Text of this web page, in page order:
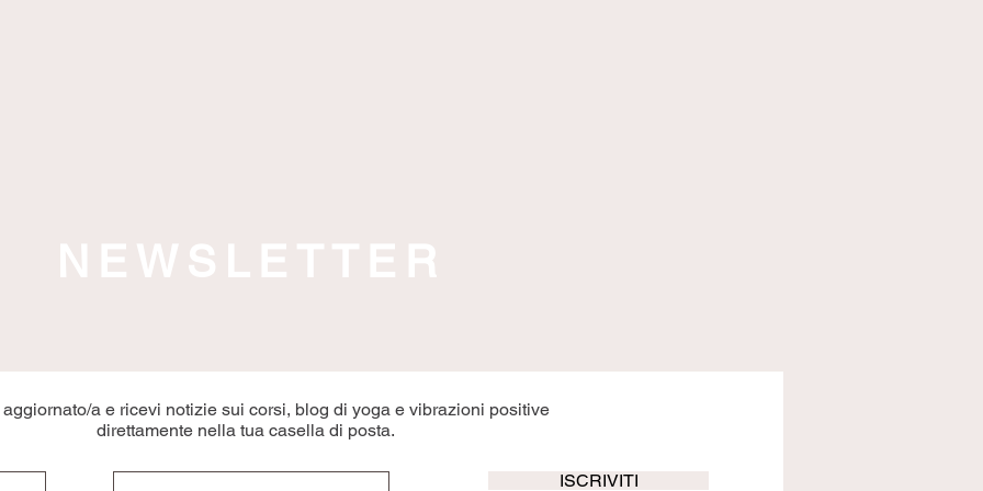
a e ricevi notizie sui corsi, blog di yoga e vibrazioni positive
direttamente nella tua casella di posta.
ISCRIVITI